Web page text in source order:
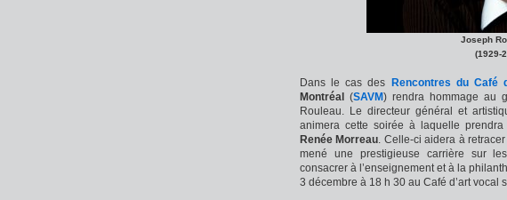
Joseph
(1929-
Dans le cas des Rencontres du Café
Montréal
(SAVM) rendra hommage au
Rouleau. Le directeur général et
animera cette soirée à laquelle
Renée Morreau. Celle-ci aidera à
mené une prestigieuse carrière sur
consacrer à l’enseignement et à la
3 décembre à 18 h 30 au Café d’art vocal